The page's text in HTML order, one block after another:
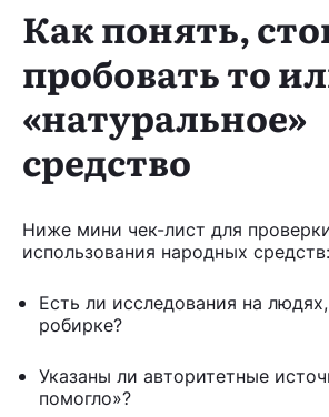
Как понять,
пробовать то
«натуральное»
средство
Ниже мини чек-лист для
использования народных средств:
Есть ли исследования на
робирке?
Указаны ли авторитетные
помогло»?